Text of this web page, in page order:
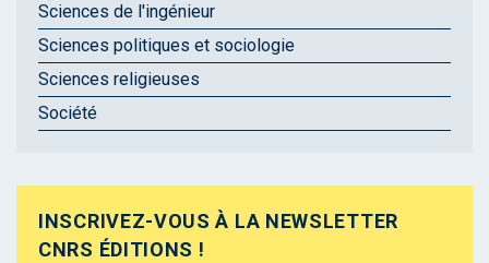
Sciences de l'ingénieur
Sciences politiques et sociologie
Sciences religieuses
Société
INSCRIVEZ-VOUS À LA NEWSLETTER
CNRS ÉDITIONS !